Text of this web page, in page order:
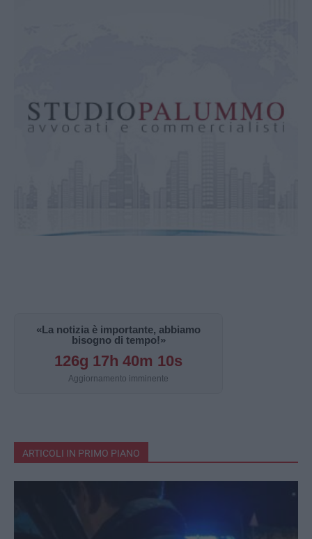
«La notizia è importante, abbiamo
bisogno di tempo!»
126g 17h 40m 9s
Aggiornamento imminente
ARTICOLI IN PRIMO PIANO